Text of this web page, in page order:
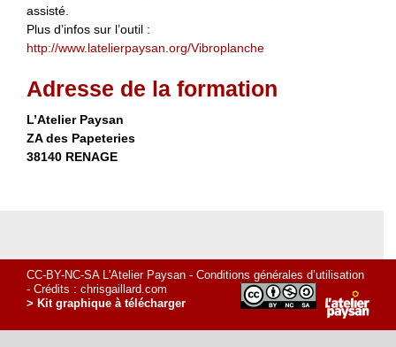
assisté.
Plus d’infos sur l’outil :
http://www.latelierpaysan.org/Vibroplanche
Adresse de la formation
L’Atelier Paysan
ZA des Papeteries
38140 RENAGE
CC-BY-NC-SA L'Atelier Paysan - Conditions générales d’utilisation
- Crédits : chrisgaillard.com
> Kit graphique à télécharger